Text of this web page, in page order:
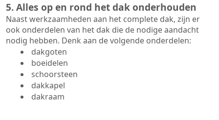
5. Alles op en rond het dak onderhouden
Naast werkzaamheden aan het complete dak, zijn er
ook onderdelen van het dak die de nodige aandacht
nodig hebben. Denk aan de volgende onderdelen:
dakgoten
boeidelen
schoorsteen
dakkapel
dakraam